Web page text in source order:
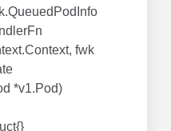
fwk
*v1.Pod)